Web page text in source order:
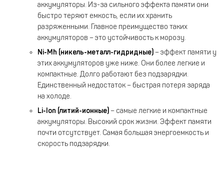
аккумуляторы. Из-за сильного эффекта памяти они
быстро теряют емкость, если их хранить
разряженными. Главное преимущество таких
аккумуляторов – это устойчивость к морозу.
Ni-Mh (никель-металл-гидридные) – эффект памяти у
этих аккумуляторов уже ниже. Они более легкие и
компактные. Долго работают без подзарядки.
Единственный недостаток – быстрая потеря заряда
на холоде.
Li- Ion (литий-ионные) – самые легкие и компактные
аккумуляторы. Высокий срок жизни. Эффект памяти
почти отсутствует. Самая большая энергоемкость и
скорость подзарядки.